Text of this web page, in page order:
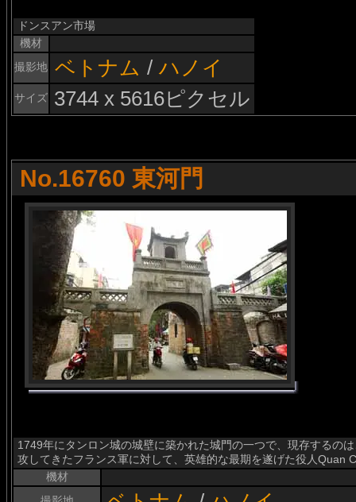
ドンスアン市場
機材
撮影地 ベトナム / ハノイ
サイズ 3744 x 5616ピクセル
No.16760 東河門
1749年にタンロン城の城壁に築かれた城門の一つで、現存するの
攻してきたフランス軍に対して、英雄的な最期を遂げた役人Quan
機材